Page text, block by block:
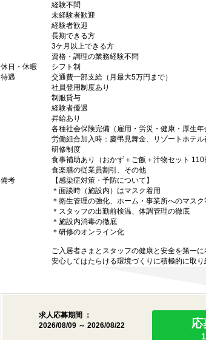
経験不問
未経験者歓迎
経験者歓迎
長期できる方
3ケ月以上できる方
資格・調理の業務経験不問
休日・休暇
シフト制
待遇
交通費一部支給（月最大5万円まで）
社員登用制度あり
制服貸与
経験者優遇
昇給あり
各種社会保険完備（雇用・労災・健康・厚生年
労働組合加入時：慶弔見舞金、リゾートホテ
研修制度
食事補助あり（おかず＋ご飯＋汁物セット 110
食楽膳の従業員割引、その他
備考
【感染症対策・予防について】
＊面談時（施設内）はマスク着用
＊衛生管理の強化、ホーム・事業所へのマス
＊スタッフの出勤前検温、体調管理の徹底
＊施設内消毒の徹底
＊研修のオンライン化
ご入居者さまとスタッフの健康と安全を第一に
安心してはたらける環境づくりに積極的に取り
求人応募期間 ：
2026/08/09 ～ 2026/08/22
応